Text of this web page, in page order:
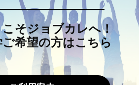
そジョブカレへ！
ご希望の方はこちら